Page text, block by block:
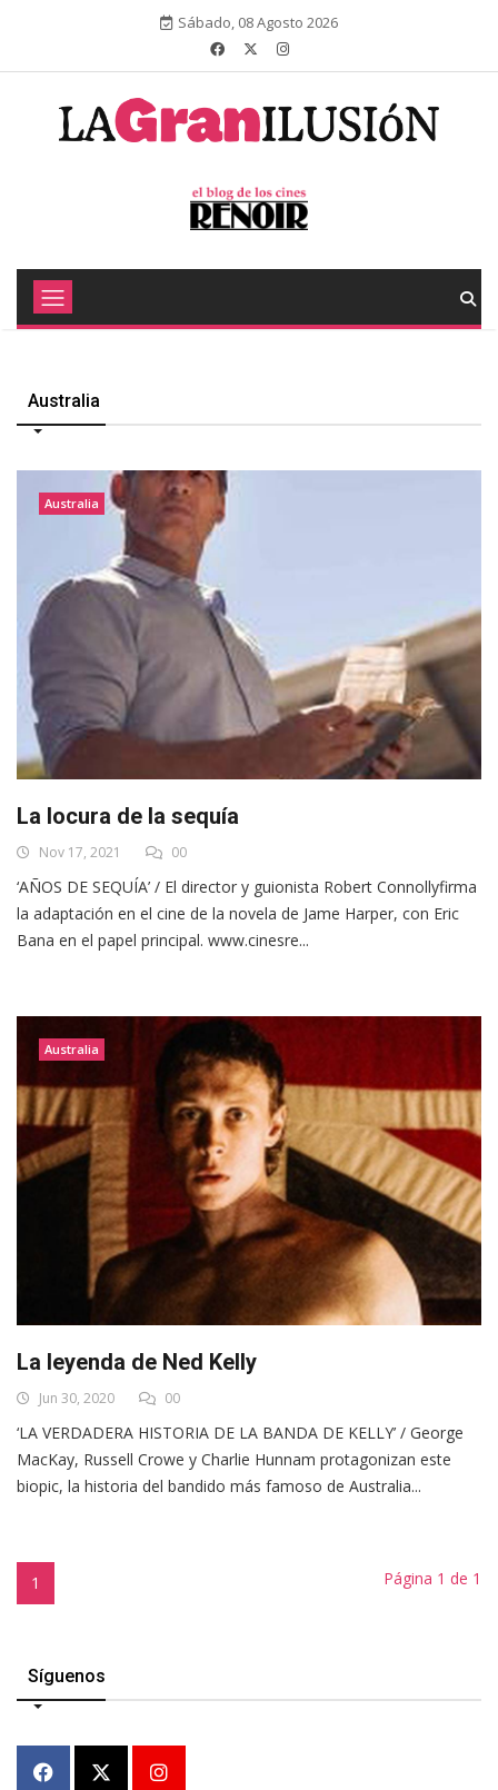
Sábado, 08 Agosto 2026
Australia
Australia
La locura de la sequía
Nov 17, 2021 00
‘AÑOS DE SEQUÍA’ / El director y guionista Robert Connollyfirma
la adaptación en el cine de la novela de Jame Harper, con Eric
Bana en el papel principal. www.cinesre...
Australia
La leyenda de Ned Kelly
Jun 30, 2020 00
‘LA VERDADERA HISTORIA DE LA BANDA DE KELLY’ / George
MacKay, Russell Crowe y Charlie Hunnam protagonizan este
biopic, la historia del bandido más famoso de Australia...
1 Página 1 de 1
Síguenos